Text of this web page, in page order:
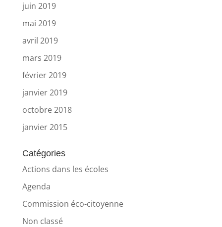
juin 2019
mai 2019
avril 2019
mars 2019
février 2019
janvier 2019
octobre 2018
janvier 2015
Catégories
Actions dans les écoles
Agenda
Commission éco-citoyenne
Non classé